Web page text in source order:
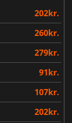
202kr.
260kr.
279kr.
91kr.
107kr.
202kr.